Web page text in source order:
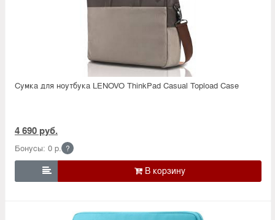
Сумка для ноутбука LENOVO ThinkPad Casual Topload Case
4 690 руб.
Бонусы: 0 р. ?
